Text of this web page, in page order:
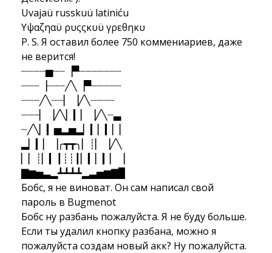
Uvajaü russkuü latiniću
Υψαζηαϋ ρυςςκυϋ γρεθηκυ
P. S. Я оставил более 750 коммениариев, даже
не верится!
┈┈┈┈▅┈┈▕▀┈┈┈┈┈┈┈
┈┈┈▕┈┈┈╱╲▕▀┈┈┈┈┈
┈┈┈╱╲┈┈▏▕╱╲┈┈┈┈
┈┈┈▏▕╱╲▏▎▏▕╱╲┈▃
┈╱╲▏▎▅▂▅▂▏▎▏▎▏▏
▂▏▎▏▕╭┳┳╮▏┊▏▕╱╲
▏▏┊▏▎┃┊┊┃▏▎▏▎▏▕
▇▆▅▃▂┻┻┻┻▂▃▅▆▇▉
Бобс, я не виноват. Он сам написал свой
пароль в Bugmenot
Бобс ну разбань пожалуйста. Я не буду больше.
Если ты удалил кнопку разбана, можно я
пожалуйста создам новый акк? Ну пожалуйста.